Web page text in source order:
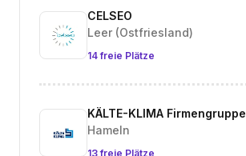
CELSEO
Leer (Ostfriesland)
14 freie Plätze
KÄLTE-KLIMA Firmengruppe
Hameln
13 freie Plätze